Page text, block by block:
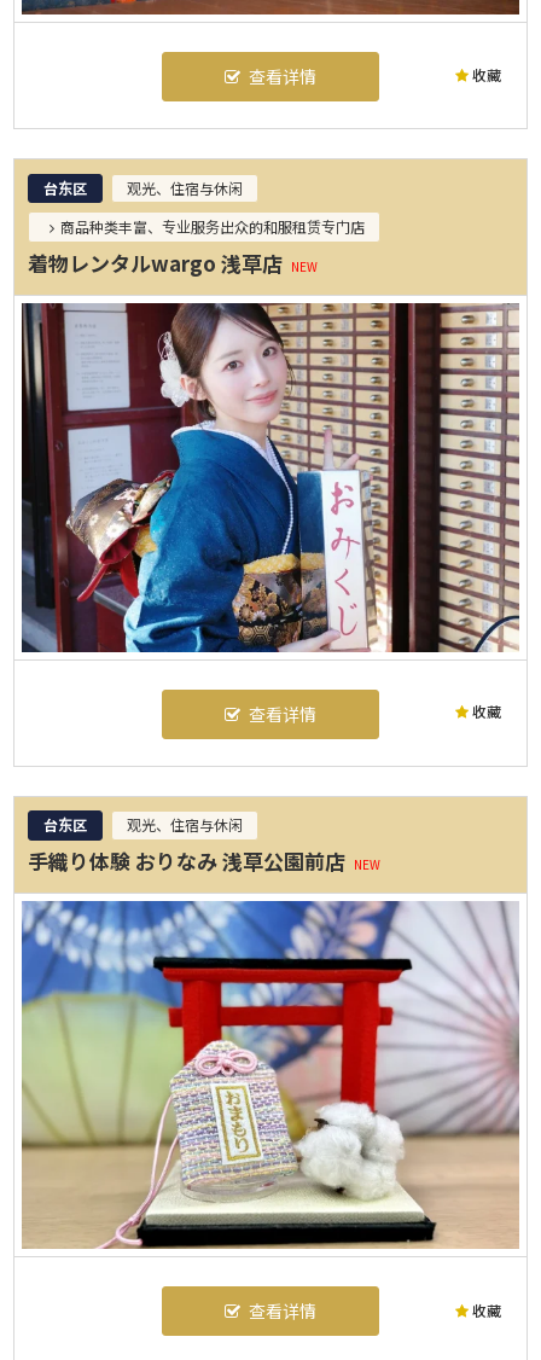
收藏
查看详情
台东区
观光、住宿与休闲
商品种类丰富、专业服务出众的和服租赁专门店
收藏
着物レンタルwargo 浅草店 NEW
查看详情
台东区 观光、住宿与休闲
收藏
手織り体験 おりなみ 浅草公園前店 NEW
查看详情